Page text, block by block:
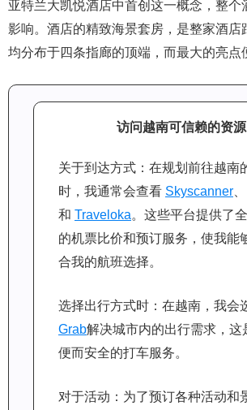
亚特兰大凯悦酒店中首创这一概念，整个
影响。酒店的精致海景套房，是整家酒店
均分布于四条指廊的顶端，而最大的亮点
访问越南可信赖的资源
关于到达方式：在规划前往越南
时，我通常会查看 Skyscanner
和 Traveloka。这些平台提供了
的机票比价和预订服务，使我能
合我的航班选择。
选择出行方式时：在越南，我会
Grab解决城市内的出行需求，这
便而安全的打车服务。
对于活动：为了预订各种活动和